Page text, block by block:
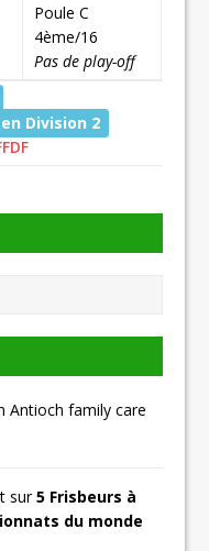
Poule C
4ème/16
Pas de play-off
Division 2
Antioch family care
sur5 Frisbeurs à
du monde